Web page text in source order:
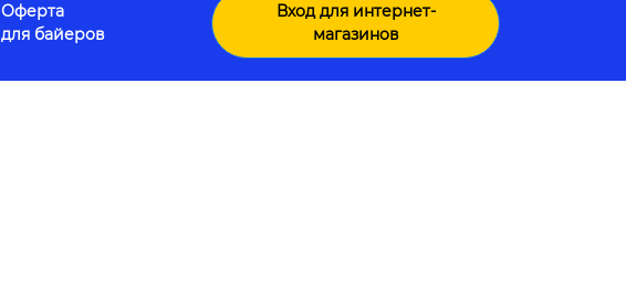
Оферта
для байеров
Вход для интернет-
магазинов